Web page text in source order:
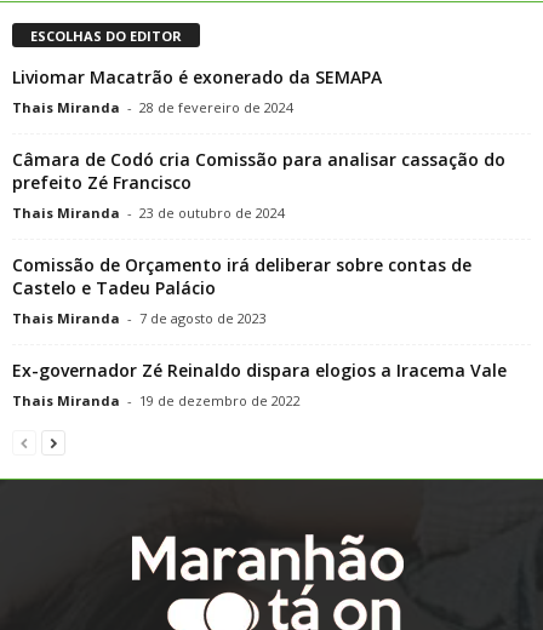
ESCOLHAS DO EDITOR
Liviomar Macatrão é exonerado da SEMAPA
Thais Miranda - 28 de fevereiro de 2024
Câmara de Codó cria Comissão para analisar cassação do
prefeito Zé Francisco
Thais Miranda - 23 de outubro de 2024
Comissão de Orçamento irá deliberar sobre contas de
Castelo e Tadeu Palácio
Thais Miranda - 7 de agosto de 2023
Ex-governador Zé Reinaldo dispara elogios a Iracema Vale
Thais Miranda - 19 de dezembro de 2022